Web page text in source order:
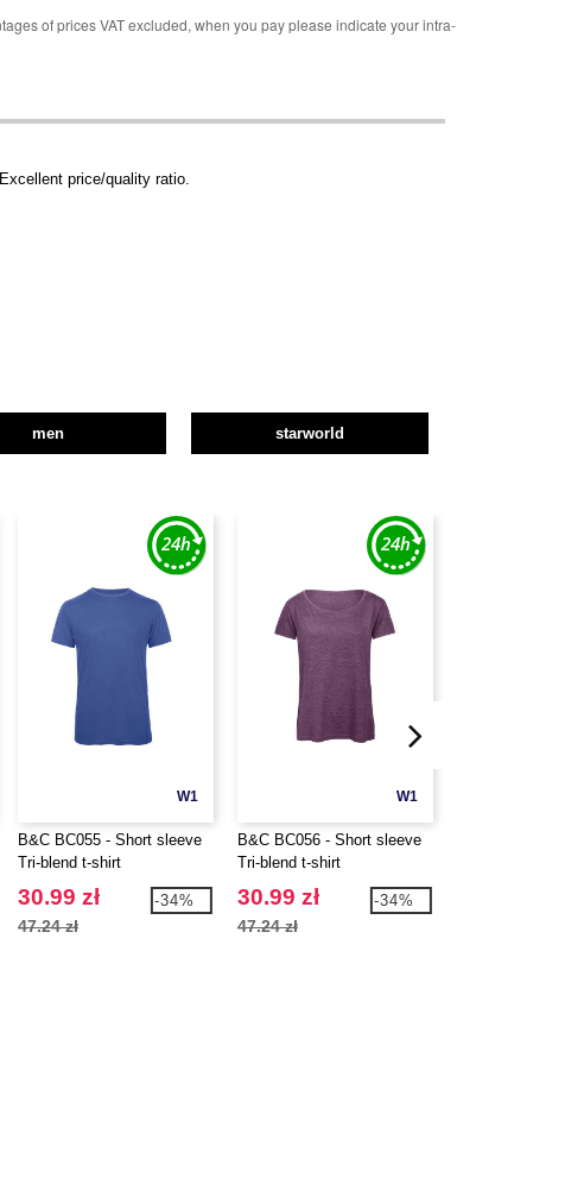
of prices VAT excluded, when you pay please indicate your intra-
price/quality ratio.
men starworld
W1
B&C BC055 - Short sleeve
Tri-blend t-shirt
30.99 zł
47.24 zł
-34%
W1
B&C BC056 - Short sleeve
Tri-blend t-shirt
30.99 zł
47.24 zł
-34%